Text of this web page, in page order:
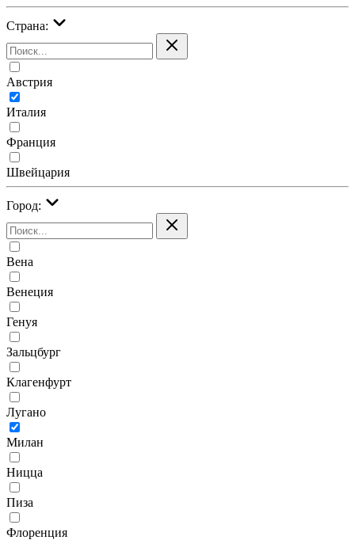
Страна:
Австрия
Италия
Франция
Швейцария
Город:
Вена
Венеция
Генуя
Зальцбург
Клагенфурт
Лугано
Милан
Ницца
Пиза
Флоренция